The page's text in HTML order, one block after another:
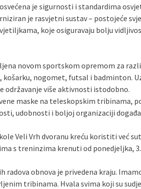
je sigurnosti i standardima
je rasvjetni sustav – postojeće
koje osiguravaju bolju
novom sportskom opremom za
košarku, nogomet, futsal i badminton.
održavanje više aktivnosti istodobno.
maske na teleskopskim tribinama,
udobnosti i boljoj organizaciji
Veli Vrh dvoranu kreću koristiti već
s treninzima krenuti od ponedjeljka,
radova obnova je privedena kraju.
tribinama. Hvala svima koji su